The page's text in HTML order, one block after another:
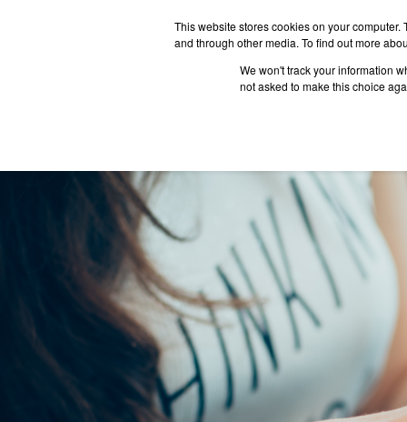
This website stores cookies on your
and through other media. To find out more
We won't track your information
not asked to make this choice
ประเทศ